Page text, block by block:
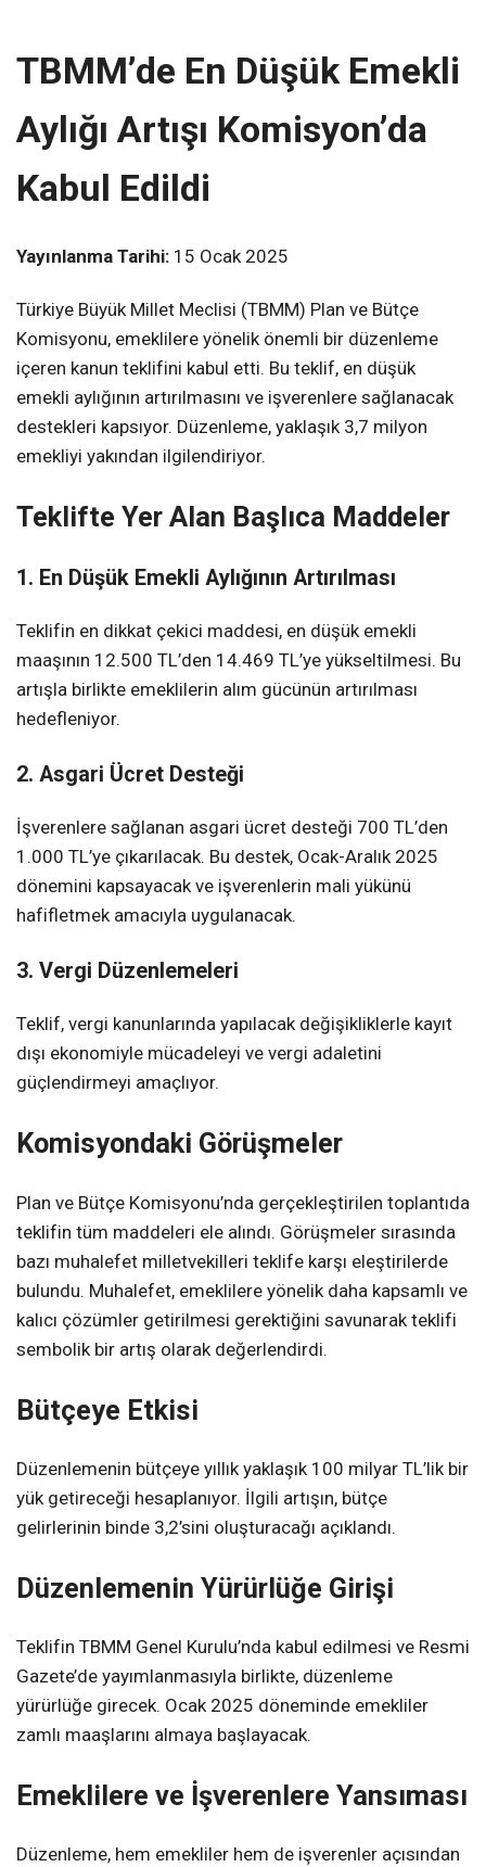
TBMM’de En Düşük Emekli
Aylığı Artışı Komisyon’da
Kabul Edildi
Yayınlanma Tarihi: 15 Ocak 2025
Türkiye Büyük Millet Meclisi (TBMM) Plan ve Bütçe
Komisyonu, emeklilere yönelik önemli bir düzenleme
içeren kanun teklifini kabul etti. Bu teklif, en düşük
emekli aylığının artırılmasını ve işverenlere sağlanacak
destekleri kapsıyor. Düzenleme, yaklaşık 3,7 milyon
emekliyi yakından ilgilendiriyor.
Teklifte Yer Alan Başlıca Maddeler
1. En Düşük Emekli Aylığının Artırılması
Teklifin en dikkat çekici maddesi, en düşük emekli
maaşının 12.500 TL’den 14.469 TL’ye yükseltilmesi. Bu
artışla birlikte emeklilerin alım gücünün artırılması
hedefleniyor.
2. Asgari Ücret Desteği
İşverenlere sağlanan asgari ücret desteği 700 TL’den
1.000 TL’ye çıkarılacak. Bu destek, Ocak-Aralık 2025
dönemini kapsayacak ve işverenlerin mali yükünü
hafifletmek amacıyla uygulanacak.
3. Vergi Düzenlemeleri
Teklif, vergi kanunlarında yapılacak değişikliklerle kayıt
dışı ekonomiyle mücadeleyi ve vergi adaletini
güçlendirmeyi amaçlıyor.
Komisyondaki Görüşmeler
Plan ve Bütçe Komisyonu’nda gerçekleştirilen toplantıda
teklifin tüm maddeleri ele alındı. Görüşmeler sırasında
bazı muhalefet milletvekilleri teklife karşı eleştirilerde
bulundu. Muhalefet, emeklilere yönelik daha kapsamlı ve
kalıcı çözümler getirilmesi gerektiğini savunarak teklifi
sembolik bir artış olarak değerlendirdi.
Bütçeye Etkisi
Düzenlemenin bütçeye yıllık yaklaşık 100 milyar TL’lik bir
yük getireceği hesaplanıyor. İlgili artışın, bütçe
gelirlerinin binde 3,2’sini oluşturacağı açıklandı.
Düzenlemenin Yürürlüğe Girişi
Teklifin TBMM Genel Kurulu’nda kabul edilmesi ve Resmi
Gazete’de yayımlanmasıyla birlikte, düzenleme
yürürlüğe girecek. Ocak 2025 döneminde emekliler
zamlı maaşlarını almaya başlayacak.
Emeklilere ve İşverenlere Yansıması
Düzenleme, hem emekliler hem de işverenler açısından